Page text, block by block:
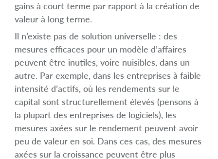
gains à court terme par rapport à la création de
valeur à long terme.
Il n’existe pas de solution universelle : des
mesures efficaces pour un modèle d’affaires
peuvent être inutiles, voire nuisibles, dans un
autre. Par exemple, dans les entreprises à faible
intensité d’actifs, où les rendements sur le
capital sont structurellement élevés (pensons à
la plupart des entreprises de logiciels), les
mesures axées sur le rendement peuvent avoir
peu de valeur en soi. Dans ces cas, des mesures
axées sur la croissance peuvent être plus